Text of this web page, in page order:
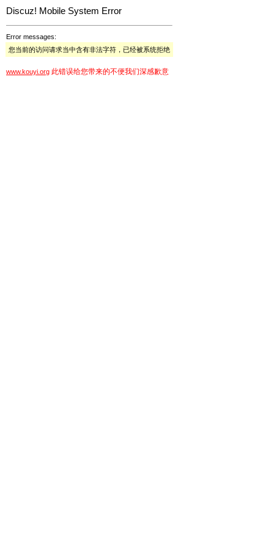
Discuz! Mobile System Error
Error messages:
您当前的访问请求当中含有非法字符，已经被系统拒绝
www.kouyi.org 此错误给您带来的不便我们深感歉意